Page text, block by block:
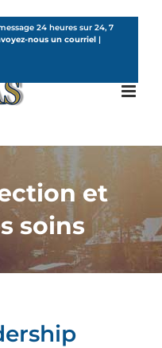
24 heures sur 24, 7
nous un courriel |
et
soins